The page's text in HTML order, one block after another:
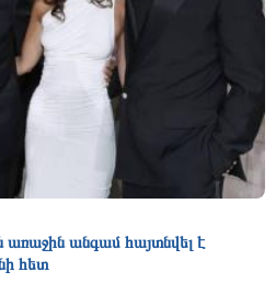
առաջին անգամ հայտնվել է
հետ